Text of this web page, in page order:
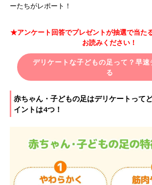
ーたちがレポート！
★アンケート回答でプレゼントが抽選で当
お読みください！
デリケートな子どもの足って？早
る
赤ちゃん・子どもの足はデリケートって
イントは4つ！